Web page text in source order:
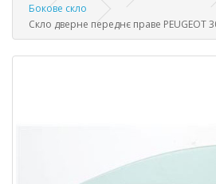
Бокове скло
Скло дверне переднє праве PEUGEOT